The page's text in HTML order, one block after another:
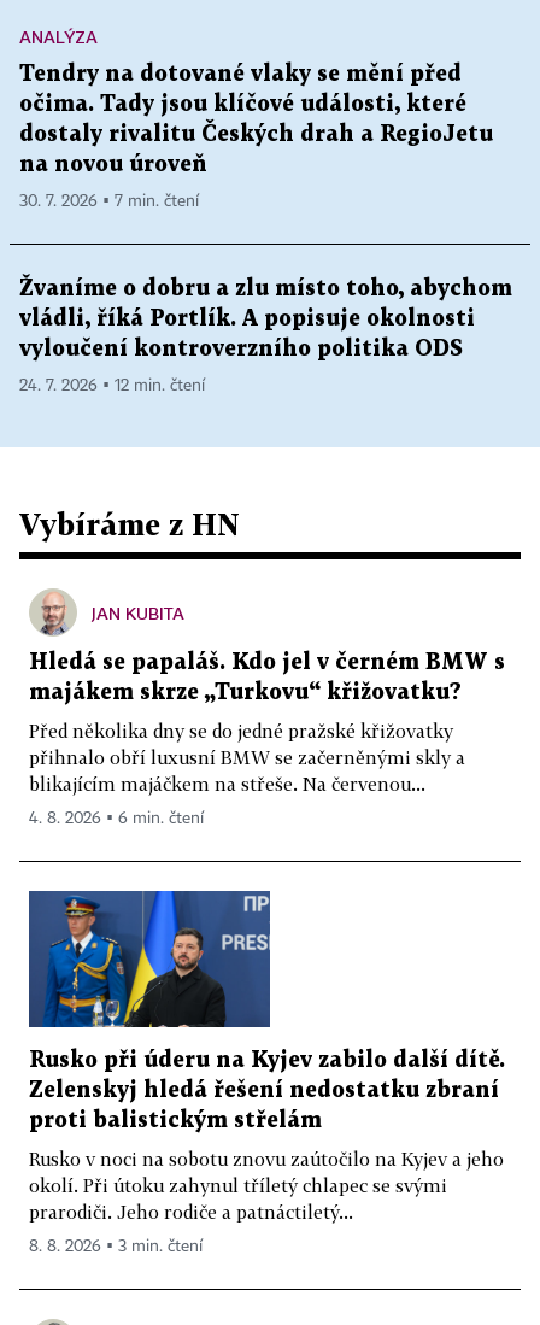
ANALÝZA
Tendry na dotované vlaky se mění před
očima. Tady jsou klíčové události, které
dostaly rivalitu Českých drah a RegioJetu
na novou úroveň
30. 7. 2026 ▪ 7 min. čtení
Žvaníme o dobru a zlu místo toho, abychom
vládli, říká Portlík. A popisuje okolnosti
vyloučení kontroverzního politika ODS
24. 7. 2026 ▪ 12 min. čtení
Vybíráme z HN
JAN KUBITA
Hledá se papaláš. Kdo jel v černém BMW s
majákem skrze „Turkovu“ křižovatku?
Před několika dny se do jedné pražské křižovatky
přihnalo obří luxusní BMW se začerněnými skly a
blikajícím majáčkem na střeše. Na červenou...
4. 8. 2026 ▪ 6 min. čtení
Rusko při úderu na Kyjev zabilo další dítě.
Zelenskyj hledá řešení nedostatku zbraní
proti balistickým střelám
Rusko v noci na sobotu znovu zaútočilo na Kyjev a jeho
okolí. Při útoku zahynul tříletý chlapec se svými
prarodiči. Jeho rodiče a patnáctiletý...
8. 8. 2026 ▪ 3 min. čtení